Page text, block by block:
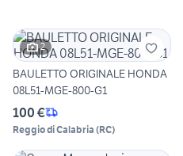
2
BAULETTO ORIGINALE HONDA
08L51-MGE-800-G1
100 €
Reggio di Calabria (RC)